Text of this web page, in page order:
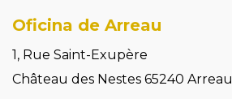
Oficina de Arreau
1, Rue Saint-Exupère
Château des Nestes 65240 Arreau